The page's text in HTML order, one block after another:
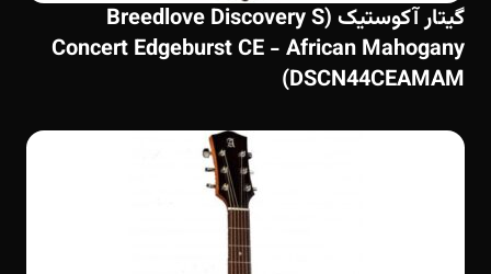
گیتار آکوستیک (Breedlove Discovery S
Concert Edgeburst CE - African Mahogany
(DSCN44CEAMAM